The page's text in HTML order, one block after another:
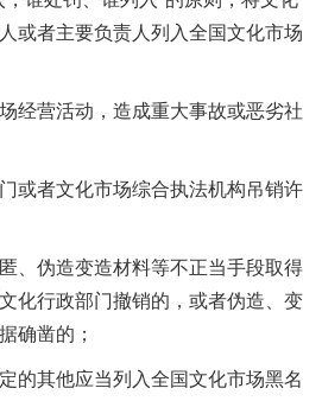
或者主要负责人列入全国文化市场
经营活动，造成重大事故或恶劣社
或者文化市场综合执法机构吊销许
、伪造变造材料等不正当手段取得
化行政部门撤销的，或者伪造、变
确凿的；
的其他应当列入全国文化市场黑名